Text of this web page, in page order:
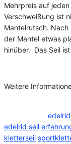
Mehrpreis auf
Verschweißung ist
Mantelrutsch. Nach
der Mantel etwas
hinüber. Das Seil
Weitere
edelrid
edelrid seil
kletterseil